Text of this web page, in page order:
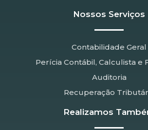
Nossos Serviços
Contabilidade Geral
Perícia Contábil, Calculista e
Auditoria
Recuperação
Realizamos